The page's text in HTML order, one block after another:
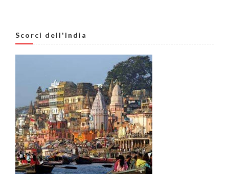
Scorci dell'India